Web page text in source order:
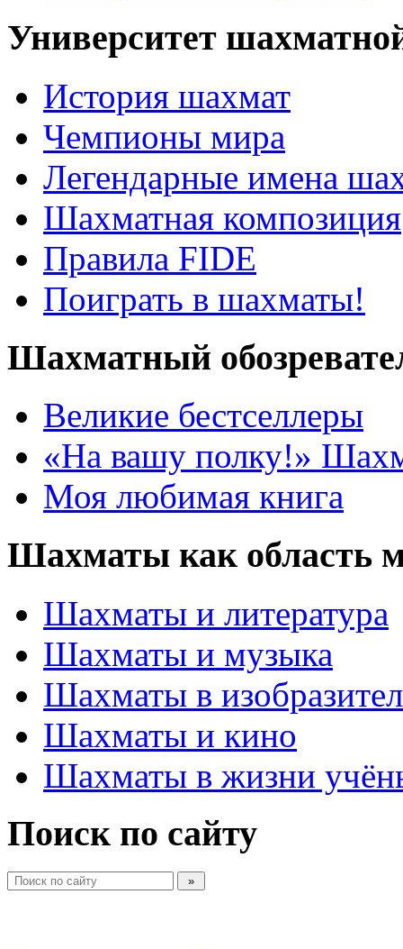
Университет
История шахмат
Чемпионы мира
Легендарные имена
Шахматная композиция
Правила FIDE
Поиграть в шахматы!
Шахматный
Великие бестселлеры
«На вашу полку!»
Моя любимая книга
Шахматы как область
Шахматы и литература
Шахматы и музыка
Шахматы в
Шахматы и кино
Шахматы в жизни
Поиск по сайту